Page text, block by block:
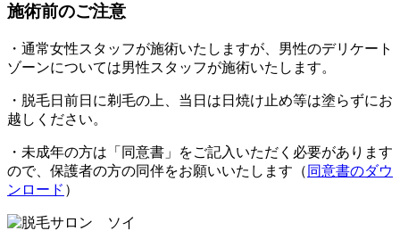
施術前のご注意
・通常女性スタッフが施術いたしますが、男性のデリケート
ゾーンについては男性スタッフが施術いたします。
・脱毛日前日に剃毛の上、当日は日焼け止め等は塗らずにお
越しください。
・未成年の方は「同意書」をご記入いただく必要があります
ので、保護者の方の同伴をお願いいたします（ 同意書のダウ
ンロード ）